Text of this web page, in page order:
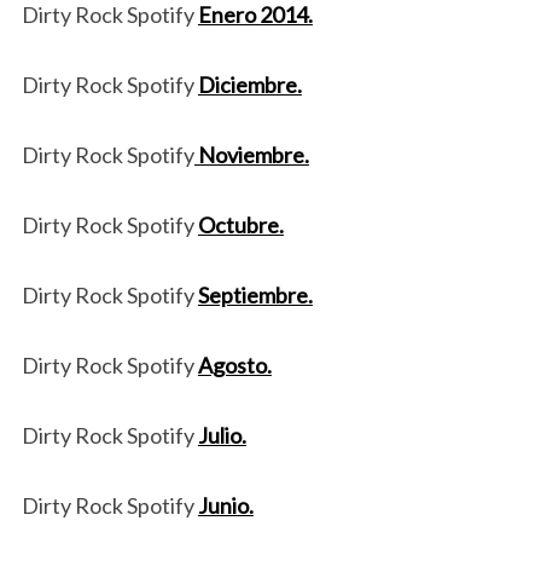
Dirty Rock Spotify Enero 2014.
Dirty Rock Spotify Diciembre.
Dirty Rock SpotifyNoviembre.
Dirty Rock SpotifyOctubre.
Dirty Rock SpotifySeptiembre.
Dirty Rock SpotifyAgosto.
Dirty Rock SpotifyJulio.
Dirty Rock SpotifyJunio.